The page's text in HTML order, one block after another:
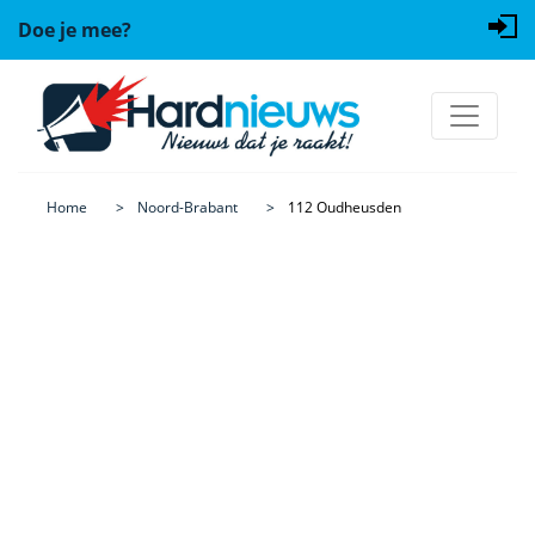
Doe je mee?
Home Noord-Brabant 112 Oudheusden